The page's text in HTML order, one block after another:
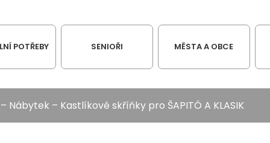
POTŘEBY SENIOŘI MĚSTA A OBCE
– Nábytek – Kastlíkové skříňky pro ŠAPITÓ A KLASIK